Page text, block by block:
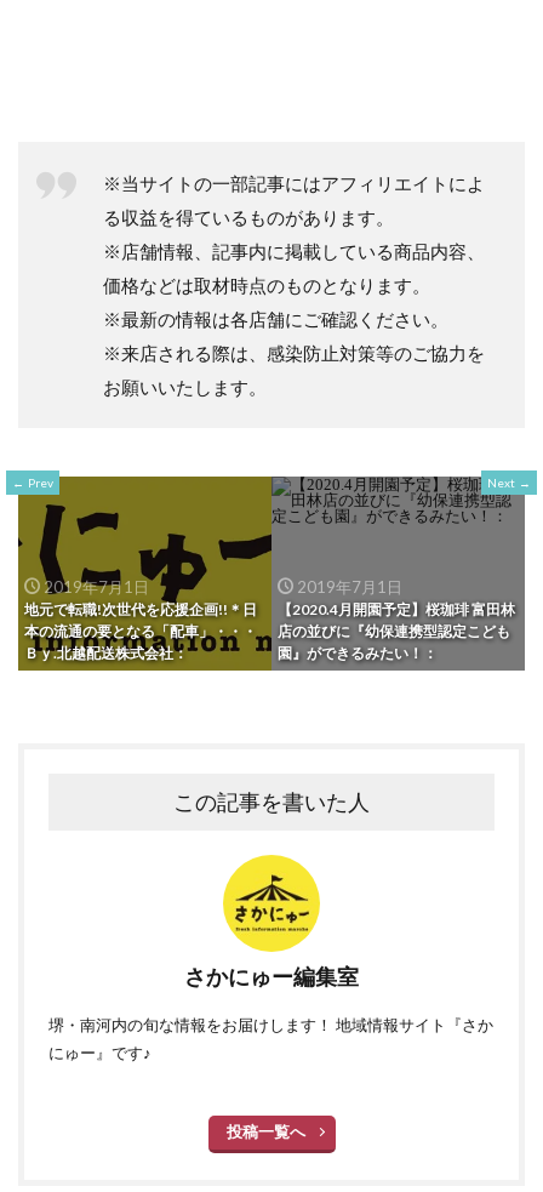
※当サイトの一部記事にはアフィリエイトによ
る収益を得ているものがあります。
※店舗情報、記事内に掲載している商品内容、
価格などは取材時点のものとなります。
※最新の情報は各店舗にご確認ください。
※来店される際は、感染防止対策等のご協力を
お願いいたします。
Prev
2019年7月1日
地元で転職!次世代を応援企画!!＊日
本の流通の要となる「配車」・・・
Ｂｙ.北越配送株式会社：
Next
2019年7月1日
【2020.4月開園予定】桜珈琲 富田林
店の並びに『幼保連携型認定こども
園』ができるみたい！：
この記事を書いた人
さかにゅー編集室
堺・南河内の旬な情報をお届けします！ 地域情報サイト『さか
にゅー』です♪
投稿一覧へ